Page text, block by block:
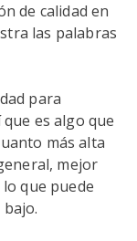
de calidad en
las palabras
para
es algo que
más alta
mejor
que puede